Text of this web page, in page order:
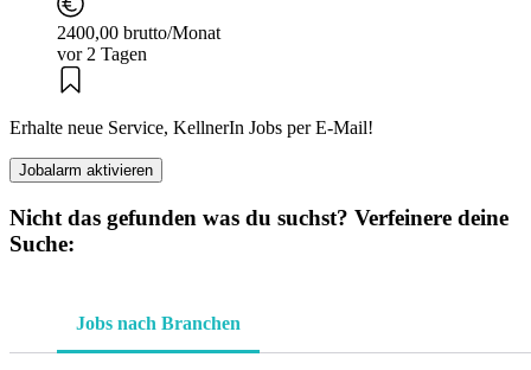
2400,00 brutto/Monat
vor 2 Tagen
Erhalte neue Service, KellnerIn Jobs per E-Mail!
Jobalarm aktivieren
Nicht das gefunden was du suchst? Verfeinere deine
Suche:
Jobs nach Branchen